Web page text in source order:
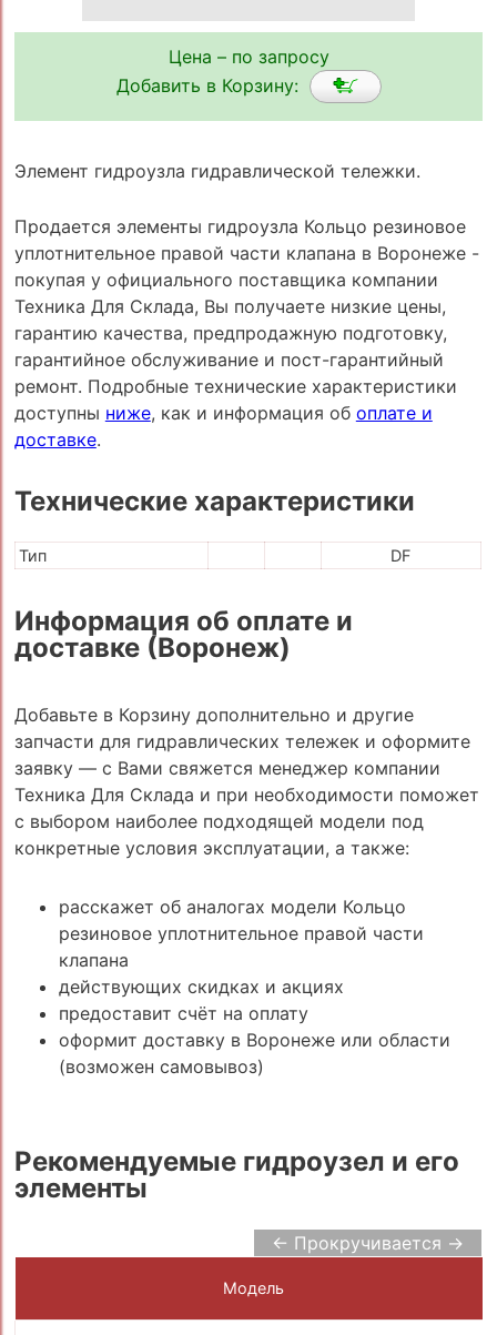
Цена – по запросу
Добавить в Корзину:
Элемент гидроузла гидравлической тележки.
Продается элементы гидроузла Кольцо резиновое
уплотнительное правой части клапана в Воронеже -
покупая у официального поставщика компании
Техника Для Склада, Вы получаете низкие цены,
гарантию качества, предпродажную подготовку,
гарантийное обслуживание и пост-гарантийный
ремонт. Подробные технические характеристики
доступны ниже, как и информация об оплате и
доставке.
Технические характеристики
Тип DF
Информация об оплате и
доставке (Воронеж)
Добавьте в Корзину дополнительно и другие
запчасти для гидравлических тележек и оформите
заявку — с Вами свяжется менеджер компании
Техника Для Склада и при необходимости поможет
с выбором наиболее подходящей модели под
конкретные условия эксплуатации, а также:
расскажет об аналогах модели Кольцо
резиновое уплотнительное правой части
клапана
действующих скидках и акциях
предоставит счёт на оплату
оформит доставку в Воронеже или области
(возможен самовывоз)
Рекомендуемые гидроузел и его
элементы
← Прокручивается →
Модель